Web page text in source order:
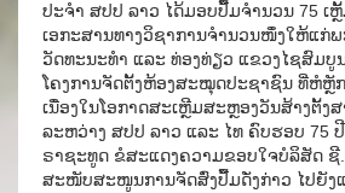
ປະຈຳ ສປປ ລາວ ໄດ້ມອບປື້ມຈຳນວນ 75 ເ
ເອກະສານທາງວິຊາການຈຳນວນໜຶ່ງໃຫ້ແກ່
ວັດທະນະທຳ ແລະ ທ່ອງທ່ຽວ ແຂວງໄຊສົມ
ໂຄງການຈັດຕັ້ງຫ້ອງສະໝຸດປະຊາຊົນ ທີ່ຫໍຫຼັ
ເນື່ອງໃນໂອກາດສະເຫຼີມສະຫຼອງວັນສ້າງຕັ້ງ
ລະຫວ່າງ ສປປ ລາວ ແລະ ໄທ ຄົບຮອບ 75
ຣາຊະທູດ ຂໍສະແດງຄວາມຂອບໃຈບໍລິສັດ ຊີ
ສະໜັບສະໜູນການຈັດສົ່ງປື້ມດັ່ງກ່າວ ໄປຍັງ